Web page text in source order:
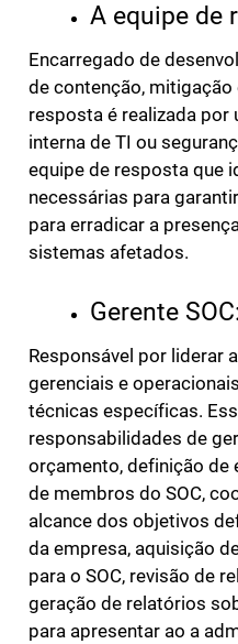
A equipe de
Encarregado de
de contenção, mitigação
resposta é realizada por
interna de TI ou
equipe de resposta que
necessárias para
para erradicar a
sistemas afetados.
Gerente SOC:
Responsável por liderar
gerenciais e
técnicas específicas.
responsabilidades de
orçamento, definição de
de membros do SOC,
alcance dos objetivos
da empresa, aquisição
para o SOC, revisão de
geração de relatórios
para apresentar ao a